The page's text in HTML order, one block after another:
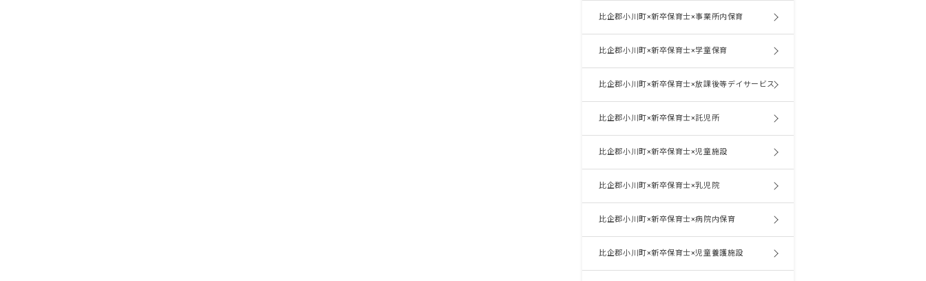
比企郡小川町×新卒保育士×事業所内保育
比企郡小川町×新卒保育士×学童保育
比企郡小川町×新卒保育士×放課後等デイサービス
比企郡小川町×新卒保育士×託児所
比企郡小川町×新卒保育士×児童施設
比企郡小川町×新卒保育士×乳児院
比企郡小川町×新卒保育士×病院内保育
比企郡小川町×新卒保育士×児童養護施設